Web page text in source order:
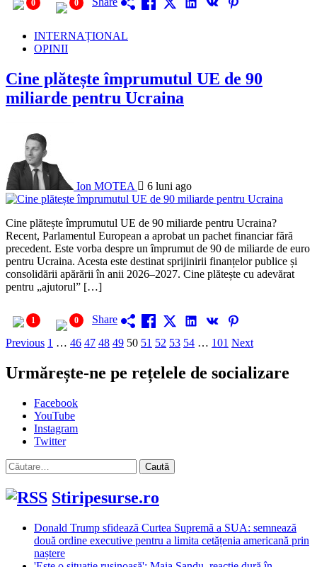
0 0
INTERNAȚIONAL
OPINII
Cine plătește împrumutul UE de 90
miliarde pentru Ucraina
Ion MOTEA 6 luni ago
Cine plătește împrumutul UE de 90 miliarde pentru Ucraina?
Recent, Parlamentul European a aprobat un pachet financiar fără
precedent. Este vorba despre un împrumut de 90 de miliarde de euro
pentru Ucraina. Acesta este destinat sprijinirii finanțelor publice și
consolidării apărării în anii 2026–2027. Cine plătește cu adevărat
pentru „ajutorul” […]
1 0 Share
Paginație
articole
Previous 1 … 46 47 48 49 50 51 52 53 54 … 101 Next
Urmărește-ne pe rețelele de socializare
Facebook
YouTube
Instagram
Twitter
Caută
după:
Stiripesurse.ro
Donald Trump sfidează Curtea Supremă a SUA: semnează
două ordine executive pentru a limita cetățenia americană prin
naștere